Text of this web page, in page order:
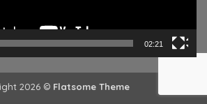
02:21
2026 © Flatsome Theme